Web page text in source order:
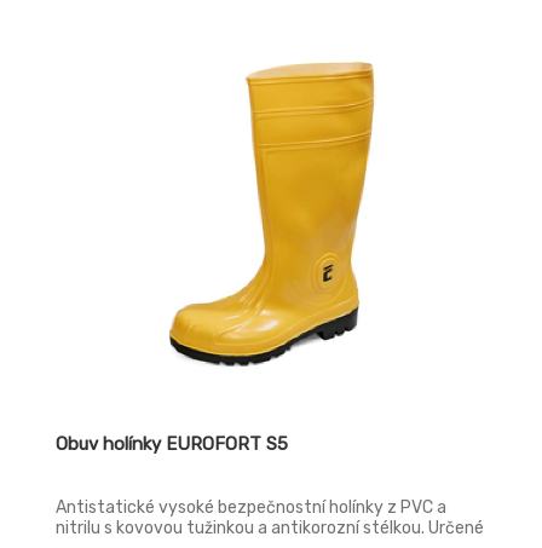
Obuv holínky EUROFORT S5
Antistatické vysoké bezpečnostní holínky z PVC a
nitrilu s kovovou tužinkou a antikorozní stélkou. Určené